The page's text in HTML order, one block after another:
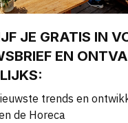
JE GRATIS IN
EN
trends en
de Horeca